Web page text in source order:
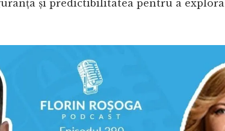
și predictibilitatea pentru a explora